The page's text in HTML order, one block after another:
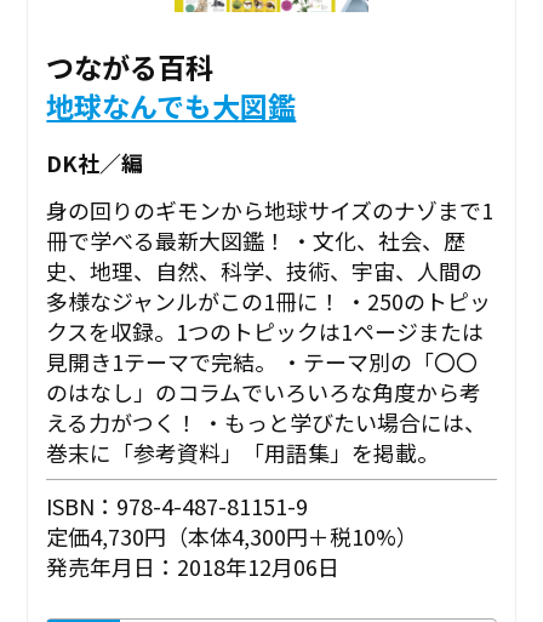
つながる百科
地球なんでも大図鑑
DK社／編
身の回りのギモンから地球サイズのナゾまで1
冊で学べる最新大図鑑！ ・文化、社会、歴
史、地理、自然、科学、技術、宇宙、人間の
多様なジャンルがこの1冊に！ ・250のトピッ
クスを収録。1つのトピックは1ページまたは
見開き1テーマで完結。 ・テーマ別の「〇〇
のはなし」のコラムでいろいろな角度から考
える力がつく！ ・もっと学びたい場合には、
巻末に「参考資料」「用語集」を掲載。
ISBN：978-4-487-81151-9
定価4,730円（本体4,300円＋税10%）
発売年月日：2018年12月06日